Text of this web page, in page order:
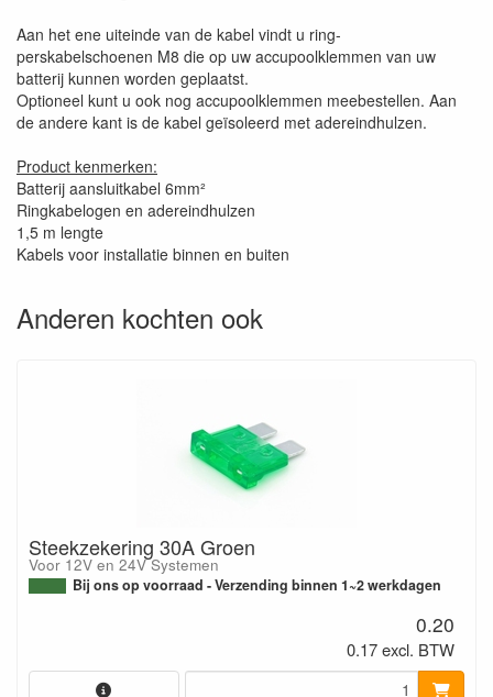
Aan het ene uiteinde van de kabel vindt u ring-
perskabelschoenen M8 die op uw accupoolklemmen van uw
batterij kunnen worden geplaatst.
Optioneel kunt u ook nog accupoolklemmen meebestellen. Aan
de andere kant is de kabel geïsoleerd met adereindhulzen.
Product kenmerken:
Batterij aansluitkabel 6mm²
Ringkabelogen en adereindhulzen
1,5 m lengte
Kabels voor installatie binnen en buiten
Anderen kochten ook
Steekzekering 30A Groen
Voor 12V en 24V Systemen
Bij ons op voorraad - Verzending binnen 1~2 werkdagen
0.20
0.17 excl. BTW